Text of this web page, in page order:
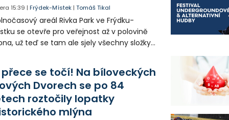
15:39 |Frýdek-Místek |Tomáš Tikal
areál Rivka Park ve Frýdku-
se otevře pro veřejnost až v polovině
už teď se tam ale sjely všechny složky
Vyšplhal na lezeckou stěnu a nemohl
přece se točí! Na bíloveckých
Dvorech se po 84
roztočily lopatky
mlýna